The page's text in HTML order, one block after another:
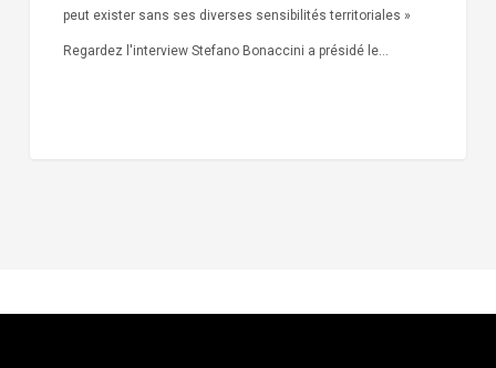
peut exister sans ses diverses sensibilités territoriales »
Regardez l'interview Stefano Bonaccini a présidé le…